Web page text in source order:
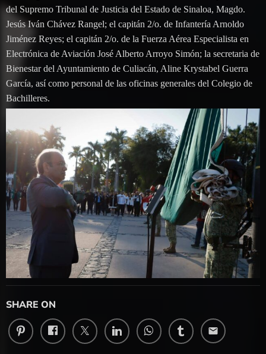
del Supremo Tribunal de Justicia del Estado de Sinaloa, Magdo.
Jesús Iván Chávez Rangel; el capitán 2/o. de Infantería Arnoldo
Jiménez Reyes; el capitán 2/o. de la Fuerza Aérea Especialista en
Electrónica de Aviación José Alberto Arroyo Simón; la secretaria de
Bienestar del Ayuntamiento de Culiacán, Aline Krystabel Guerra
García, así como personal de las oficinas generales del Colegio de
Bachilleres.
SHARE ON
email